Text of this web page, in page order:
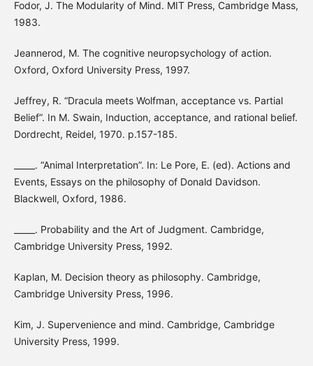
Fodor, J. The Modularity of Mind. MIT Press, Cambridge Mass,
1983.
Jeannerod, M. The cognitive neuropsychology of action.
Oxford, Oxford University Press, 1997.
Jeffrey, R. “Dracula meets Wolfman, acceptance vs. Partial
Belief”. In M. Swain, Induction, acceptance, and rational belief.
Dordrecht, Reidel, 1970. p.157-185.
_____. “Animal Interpretation”. In: Le Pore, E. (ed). Actions and
Events, Essays on the philosophy of Donald Davidson.
Blackwell, Oxford, 1986.
_____. Probability and the Art of Judgment. Cambridge,
Cambridge University Press, 1992.
Kaplan, M. Decision theory as philosophy. Cambridge,
Cambridge University Press, 1996.
Kim, J. Supervenience and mind. Cambridge, Cambridge
University Press, 1999.